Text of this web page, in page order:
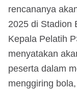
rencananya
2025 di Stadion
Kepala Pelatih
menyatakan
peserta dalam
menggiring